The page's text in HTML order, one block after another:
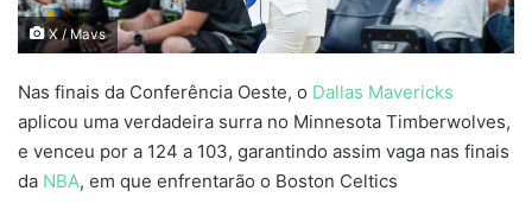
X / Mavs
Nas finais da Conferência Oeste, o Dallas Mavericks
aplicou uma verdadeira surra no Minnesota Timberwolves,
e venceu por a 124 a 103, garantindo assim vaga nas finais
da NBA, em que enfrentarão o Boston Celtics